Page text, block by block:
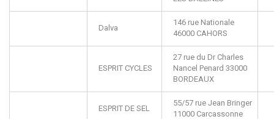
Dalva
146 rue Nationale
46000 CAHORS
ESPRIT CYCLES
27 rue du Dr Charles
Nancel Penard 33000
BORDEAUX
ESPRIT DE SEL
55/57 rue Jean Bringer
11000 Carcassonne